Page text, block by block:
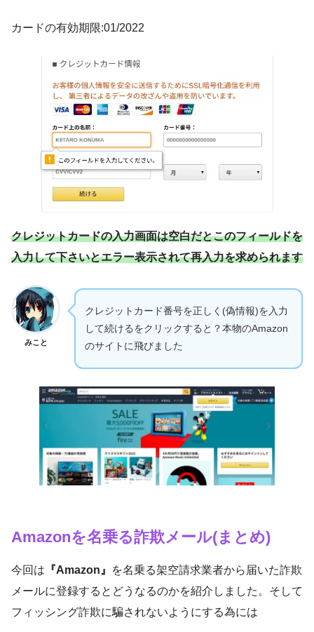
カードの有効期限:01/2022
クレジットカードの入力画面は空白だとこのフィールドを
入力して下さいとエラー表示されて再入力を求められます
みこと
クレジットカード番号を正しく(偽情報)を入力
して続けるをクリックすると？本物のAmazon
のサイトに飛びました
Amazonを名乗る詐欺メール(まとめ)
今回は 『Amazon』
を名乗る架空請求業者から届いた詐欺
メールに登録するとどうなるのかを紹介しました。そして
フィッシング詐欺に騙されないようにする為には